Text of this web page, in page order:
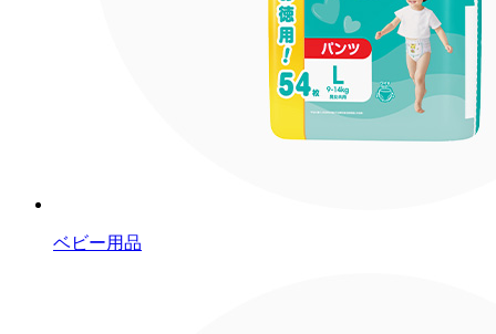
ベビー用品